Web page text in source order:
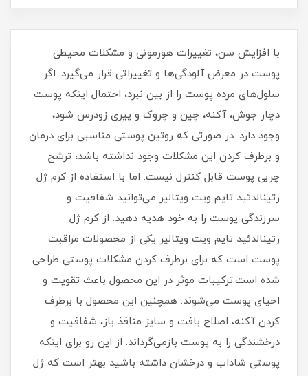
با افزایش سن، تغییرات هورمونی و مشکلات محیطی
پوست در معرض آلودگی‌ها و تغییراتی قرار می‌گیرد. اگر
سلول‌های مرده پوست را از بین نبرد، احتمال اینکه پوست
دچار جوش، آکنه، چین و چروک و پیری زودرس شود،
وجود دارد. در صورتی که روتین پوستی مناسبی برای درمان
و برطرف کردن این مشکلات وجود نداشته باشد، ترشح
چربی پوست قابل کنترل نیست. اما با استفاده از كرم ژل
رتينالدئيد تايم ويت ويتالير می‌توانید شفافیت و
سرزندگی پوست را به خود هدیه دهید. از كرم ژل
رتينالدئيد تايم ويت ويتالير یکی از محصولات مراقبت
پوست است که برای برطرف کردن مشکلات پوستی طراحی
شده است.ترکیبات موثر در این محصول باعث تقویت و
احیای پوست می‌شوند. همچنین این محصول با برطرف
كردن آكنه، اصلاح بافت و سايز منافذ باز، شفافيت و
درخشندگى را به پوست بازمی‌گرداند. از این رو برای اینکه
پوستی شاداب و درخشان داشته باشید بهتر است که ژل